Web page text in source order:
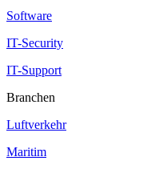
Software
IT-Security
IT-Support
Branchen
Luftverkehr
Maritim